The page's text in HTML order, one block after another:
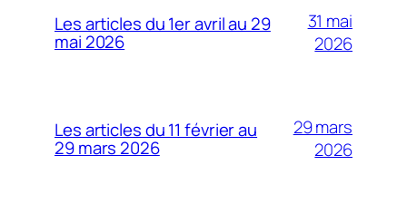
Les articles du 1er avril au 29
mai 2026
31 mai
2026
Les articles du 11 février au
29 mars 2026
29 mars
2026